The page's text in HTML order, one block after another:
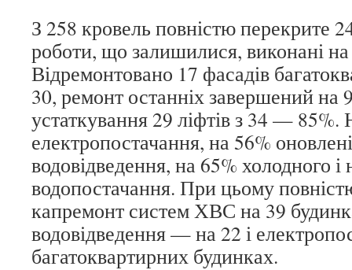
З 258 кровель повністю перекрите
роботи, що залишилися, виконані
Відремонтовано 17 фасадів
30, ремонт останніх завершений на
устаткування 29 ліфтів з 34 — 85%.
електропостачання, на 56%
водовідведення, на 65% холодного
водопостачання. При цьому
капремонт систем ХВС на 39
водовідведення — на 22 і
багатоквартирних будинках.